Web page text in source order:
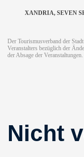
XANDRIA, SEVEN
Der Tourismusverband der
Veranstalters bezüglich der
der Absage der Veranstaltungen.
Nicht